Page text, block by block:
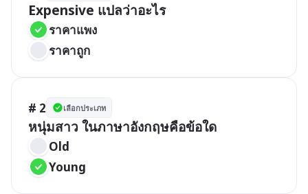
Expensive แปลว่าอะไร
ราคาแพง
ราคาถูก
# 2 เลือกประเภท
หนุ่มสาว ในภาษาอังกฤษคือข้อใด
Old
Young